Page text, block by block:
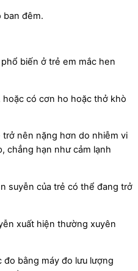
ban đêm.
biến ở trẻ em mắc hen
hoặc có cơn ho hoặc thở khò
nên nặng hơn do nhiễm vi
chẳng hạn như cảm lạnh
suyễn của trẻ có thể đang trở
xuất hiện thường xuyên
bằng máy đo lưu lượng